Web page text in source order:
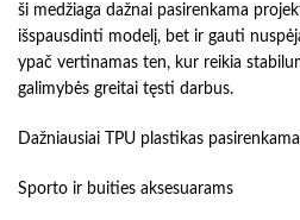
ši medžiaga dažnai pasirenkama
išspausdinti modelį, bet ir gauti
ypač vertinamas ten, kur reikia
galimybės greitai tęsti darbus.
Dažniausiai TPU plastikas
Sporto ir buities aksesuarams